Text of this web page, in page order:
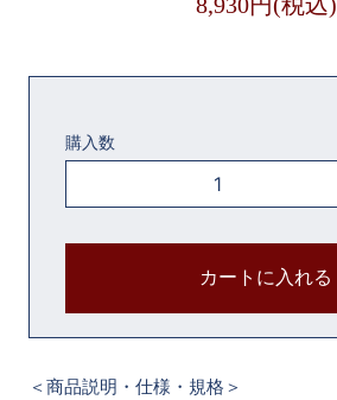
購入数
カートに入れる
＜商品説明・仕様・規格＞